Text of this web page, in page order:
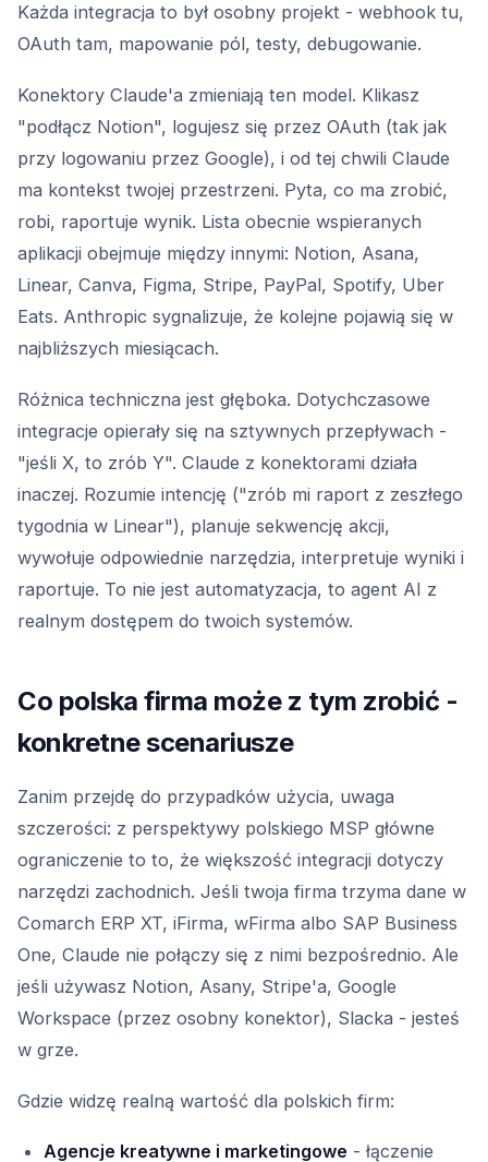
Każda integracja to był osobny projekt - webhook tu,
OAuth tam, mapowanie pól, testy, debugowanie.
Konektory Claude'a zmieniają ten model. Klikasz
"podłącz Notion", logujesz się przez OAuth (tak jak
przy logowaniu przez Google), i od tej chwili Claude
ma kontekst twojej przestrzeni. Pyta, co ma zrobić,
robi, raportuje wynik. Lista obecnie wspieranych
aplikacji obejmuje między innymi: Notion, Asana,
Linear, Canva, Figma, Stripe, PayPal, Spotify, Uber
Eats. Anthropic sygnalizuje, że kolejne pojawią się w
najbliższych miesiącach.
Różnica techniczna jest głęboka. Dotychczasowe
integracje opierały się na sztywnych przepływach -
"jeśli X, to zrób Y". Claude z konektorami działa
inaczej. Rozumie intencję ("zrób mi raport z zeszłego
tygodnia w Linear"), planuje sekwencję akcji,
wywołuje odpowiednie narzędzia, interpretuje wyniki i
raportuje. To nie jest automatyzacja, to agent AI z
realnym dostępem do twoich systemów.
Co polska firma może z tym zrobić -
konkretne scenariusze
Zanim przejdę do przypadków użycia, uwaga
szczerości: z perspektywy polskiego MSP główne
ograniczenie to to, że większość integracji dotyczy
narzędzi zachodnich. Jeśli twoja firma trzyma dane w
Comarch ERP XT, iFirma, wFirma albo SAP Business
One, Claude nie połączy się z nimi bezpośrednio. Ale
jeśli używasz Notion, Asany, Stripe'a, Google
Workspace (przez osobny konektor), Slacka - jesteś
w grze.
Gdzie widzę realną wartość dla polskich firm:
Agencje kreatywne i marketingowe - łączenie